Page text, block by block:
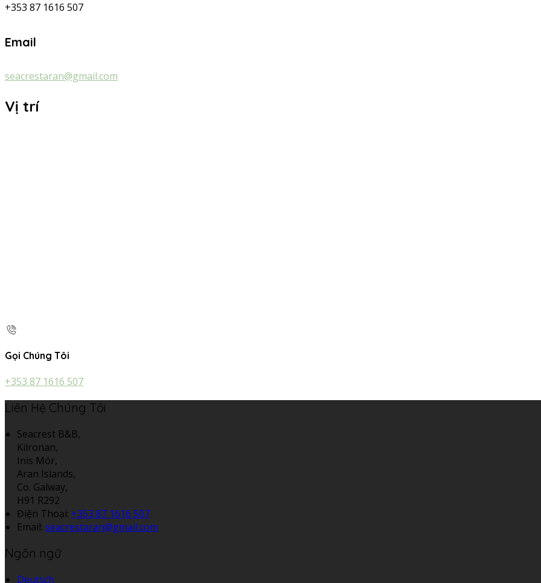
+353 87 1616 507
Email
seacrestaran@gmail.com
Vị trí
Gọi Chúng Tôi
+353 87 1616 507
Liên Hệ Chúng Tôi
Seacrest B&B,
Kilronan,
Inis Mór,
Aran Islands,
Co. Galway,
H91 R292
Điện Thoại: +353 87 1616 507
Email: seacrestaran@gmail.com
Ngôn ngữ
Deutsch